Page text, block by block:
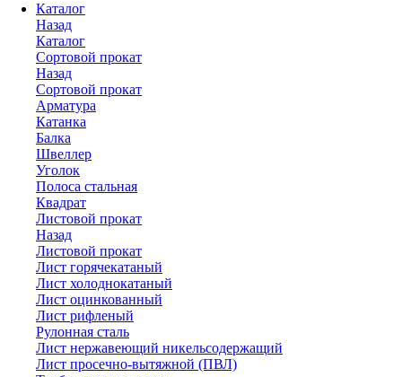
Каталог
Назад
Каталог
Сортовой прокат
Назад
Сортовой прокат
Арматура
Катанка
Балка
Швеллер
Уголок
Полоса стальная
Квадрат
Листовой прокат
Назад
Листовой прокат
Лист горячекатаный
Лист холоднокатаный
Лист оцинкованный
Лист рифленый
Рулонная сталь
Лист нержавеющий никельсодержащий
Лист просечно-вытяжной (ПВЛ)